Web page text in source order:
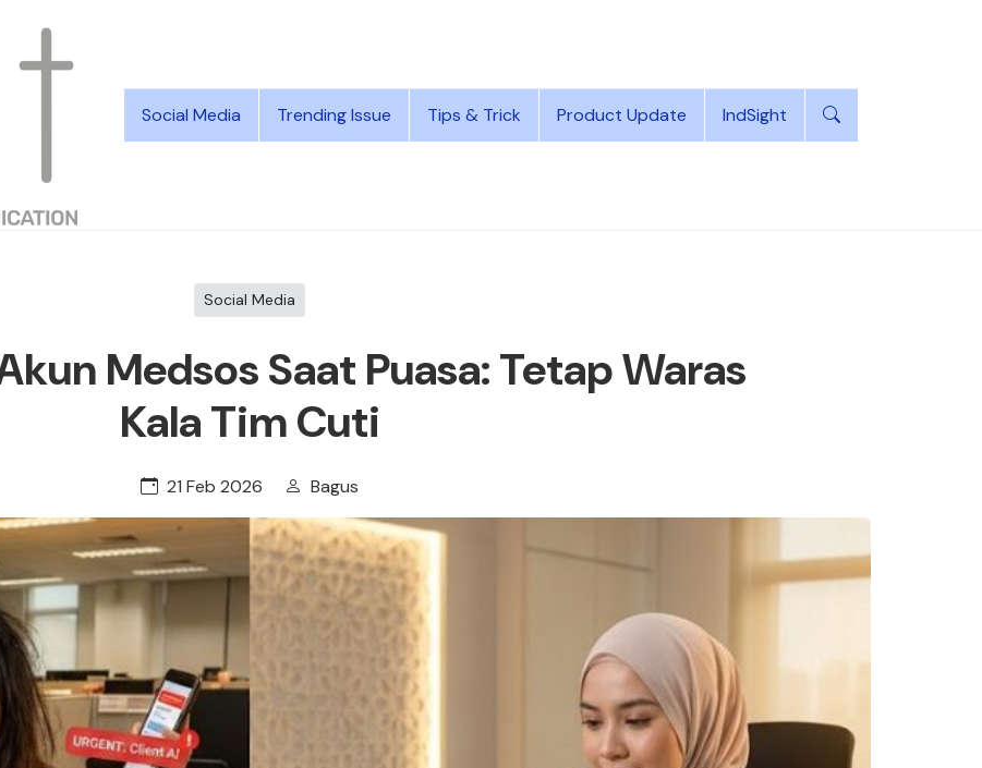
Social Media Trending Issue Tips & Trick Product Update IndSight
Social Media
Medsos Saat Puasa: Tetap Waras
Kala Tim Cuti
21 Feb 2026 Bagus